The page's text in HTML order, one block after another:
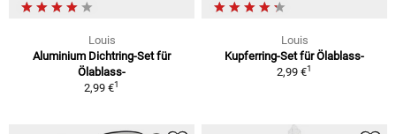
Louis
Aluminium Dichtring-Set für
Ölablass-
2,99 €1
Louis
Kupferring-Set für Ölablass-
2,99 €1